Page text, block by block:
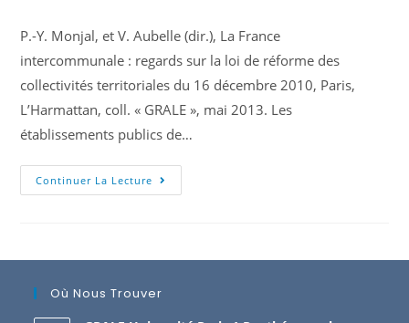
P.-Y. Monjal, et V. Aubelle (dir.), La France
intercommunale : regards sur la loi de réforme des
collectivités territoriales du 16 décembre 2010, Paris,
L’Harmattan, coll. « GRALE », mai 2013. Les
établissements publics de…
Continuer La Lecture
Où Nous Trouver